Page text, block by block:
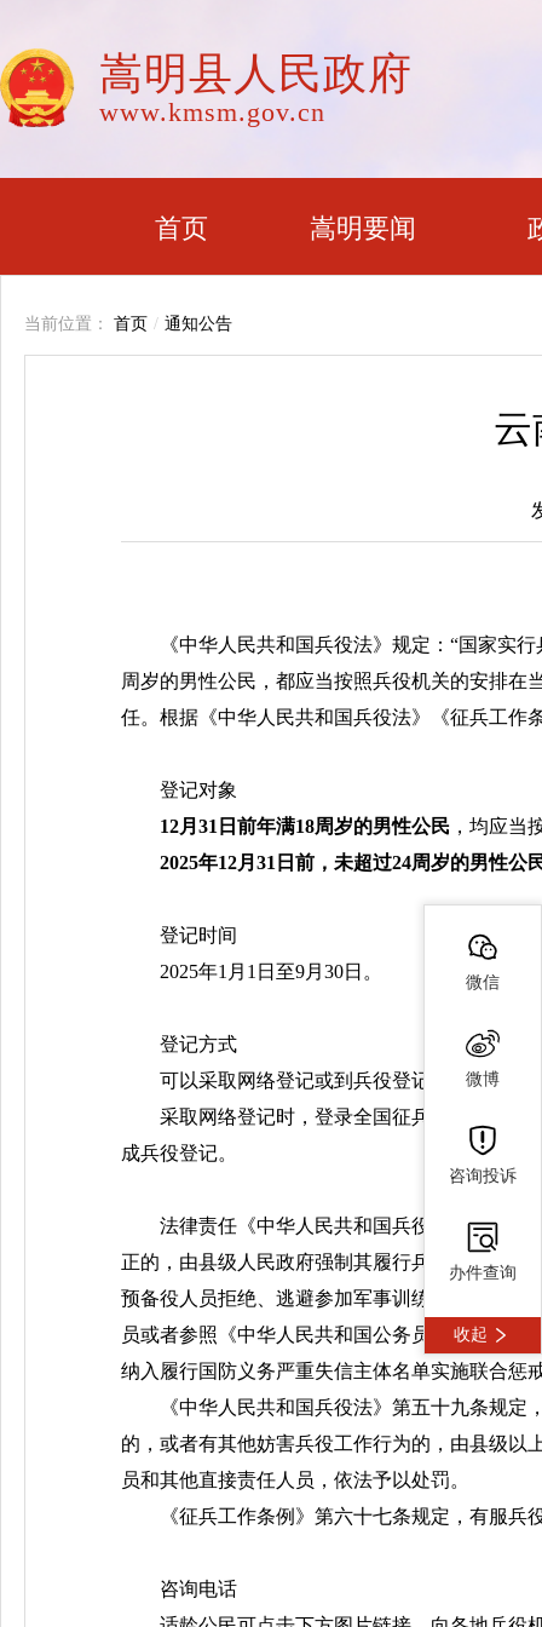
嵩明县人民政府
www.kmsm.gov.cn
首页 嵩明要闻
当前位置： 首页 / 通知公告
云
《中华人民共和国兵役法》规定：“国家实
周岁的男性公民，都应当按照兵役机关的安排在
任。根据《中华人民共和国兵役法》《征兵工作
登记对象
12月31日前年满18周岁的男性公民 ，均应当
2025年12月31日前，未超过24周岁的男性公
登记时间
2025年1月1日至9月30日。
登记方式
可以采取网络登记或到兵役登记站现场登记
采取网络登记时，登录全国征兵网（http://
成兵役登记。
法律责任《中华人民共和国兵役法》第五十
正的，由县级人民政府强制其履行兵役义务，并
预备役人员拒绝、逃避参加军事训练、担负战备
员或者参照《中华人民共和国公务员法》管理
纳入履行国防义务严重失信主体名单实施联合惩
《中华人民共和国兵役法》第五十九条规
的，或者有其他妨害兵役工作行为的，由县级以
员和其他直接责任人员，依法予以处罚。
《征兵工作条例》第六十七条规定，有服
咨询电话
微信
微博
咨询投诉
办件查询
收起